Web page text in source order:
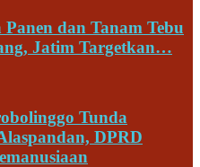
dan Tanam Tebu
Jatim Targetkan…
Tunda
DPRD